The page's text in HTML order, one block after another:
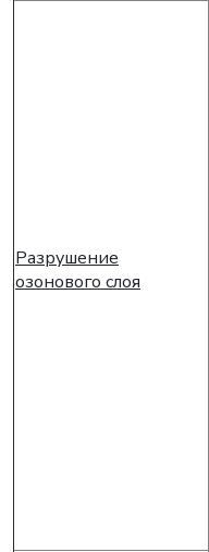
Разрушение
озонового слоя